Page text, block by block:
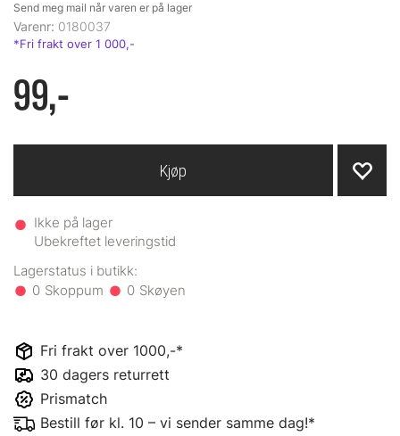
Varenr: 0180037
99,-
Ikke på lager
Ubekreftet leveringstid
0 0
Kjøp
Fri frakt over 1000,-*
30 dagers returrett
Prismatch
Bestill før kl. 10 – vi sender samme dag!*
Send meg mail når varen er på lager